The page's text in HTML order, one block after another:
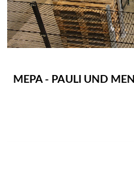
MEPA - PAULI UND